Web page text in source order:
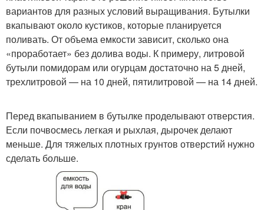
вариантов для разных условий выращивания. Бутылки
вкапывают около кустиков, которые планируется
поливать. От объема емкости зависит, сколько она
«проработает» без долива воды. К примеру, литровой
бутыли помидорам или огурцам достаточно на 5 дней,
трехлитровой — на 10 дней, пятилитровой — на 14 дней.
Перед вкапыванием в бутылке проделывают отверстия.
Если почвосмесь легкая и рыхлая, дырочек делают
меньше. Для тяжелых плотных грунтов отверстий нужно
сделать больше.